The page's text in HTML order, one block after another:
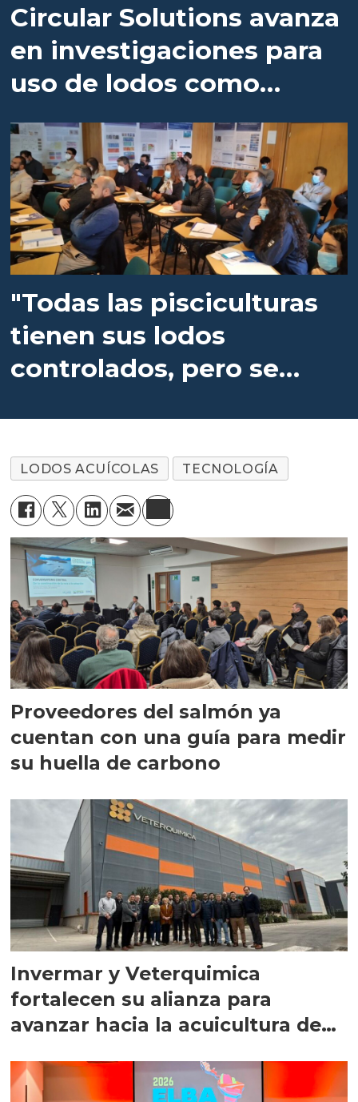
Circular Solutions avanza
en investigaciones para
uso de lodos como
biofertilizante
"Todas las pisciculturas
tienen sus lodos
controlados, pero se
LODOS ACUÍCOLAS TECNOLOGÍA
Proveedores del salmón ya
cuentan con una guía para medir
su huella de carbono
Invermar y Veterquimica
fortalecen su alianza para
avanzar hacia la acuicultura de